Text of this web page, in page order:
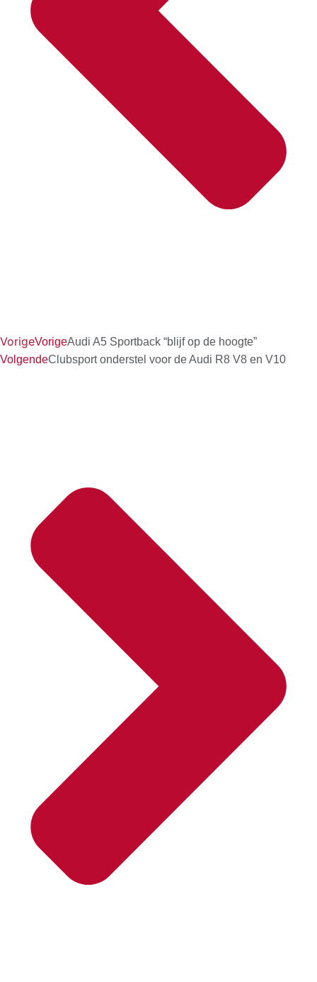
VorigeVorigeAudi A5 Sportback “blijf op de hoogte”
VolgendeClubsport onderstel voor de Audi R8 V8 en V10